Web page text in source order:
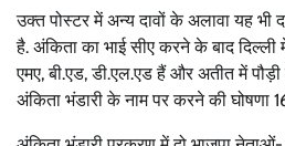
उक्त पोस्टर में अन्य दावों के अलावा यह भी
है. अंकिता का भाई सीए करने के बाद दिल्ली
एमए, बी.एड, डी.एल.एड हैं और अतीत में
अंकिता भंडारी के नाम पर करने की घोषणा